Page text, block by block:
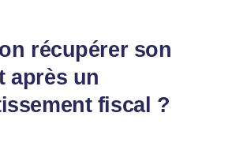
récupérer son
après un
fiscal ?